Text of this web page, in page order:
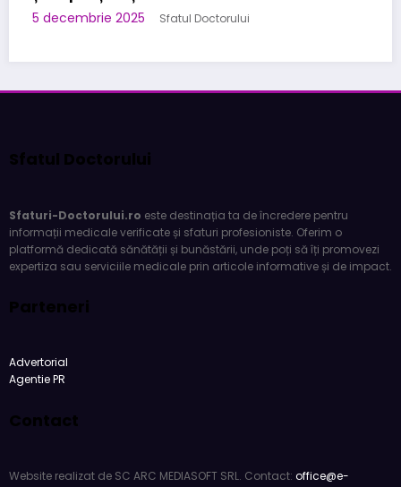
platformă dedicată sănătății și bunăstării, unde poți să îți promovezi
expertiza sau serviciile medicale prin articole informative și de impact.
Parteneri
Contact